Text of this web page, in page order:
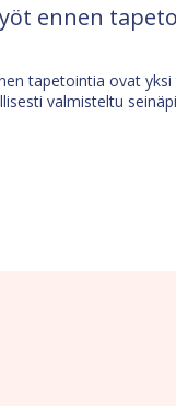
ennen
tapetointia ovat
valmisteltu